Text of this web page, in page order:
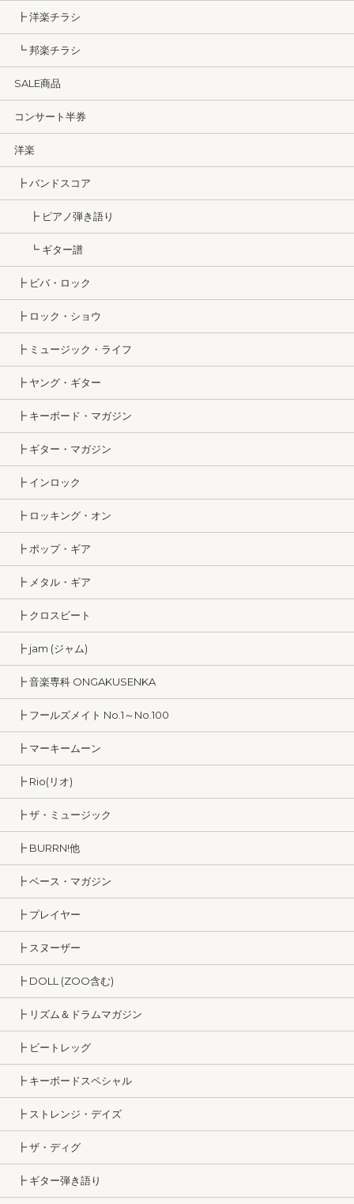
┣ 洋楽チラシ
┗ 邦楽チラシ
SALE商品
コンサート半券
洋楽
┣ バンドスコア
┣ ピアノ弾き語り
┗ ギター譜
┣ ビバ・ロック
┣ ロック・ショウ
┣ ミュージック・ライフ
┣ ヤング・ギター
┣ キーボード・マガジン
┣ ギター・マガジン
┣ インロック
┣ ロッキング・オン
┣ ポップ・ギア
┣ メタル・ギア
┣ クロスビート
┣ jam (ジャム)
┣ 音楽専科 ONGAKUSENKA
┣ フールズメイト No.1～No.100
┣ マーキームーン
┣ Rio(リオ)
┣ ザ・ミュージック
┣ BURRN!他
┣ ベース・マガジン
┣ プレイヤー
┣ スヌーザー
┣ DOLL (ZOO含む)
┣ リズム＆ドラムマガジン
┣ ビートレッグ
┣ キーボードスペシャル
┣ ストレンジ・デイズ
┣ ザ・ディグ
┣ ギター弾き語り